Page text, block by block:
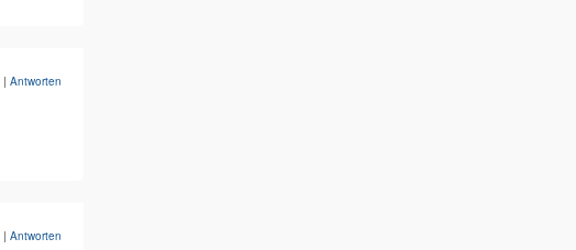
| Antworten
| Antworten